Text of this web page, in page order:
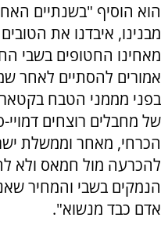
הוא הוסיף "בשנתיים
מבנינו, איבדנו את
מאחינו החטופים בשבי
אמורים להסתיים לאחר
בפני מממני הטבח
של מחבלים רוצחים
הכרחי, מאחר וממשלת
להכרעה מול חמאס ולא
הנמקים בשבי והמחיר
אדם כבד מנשוא".